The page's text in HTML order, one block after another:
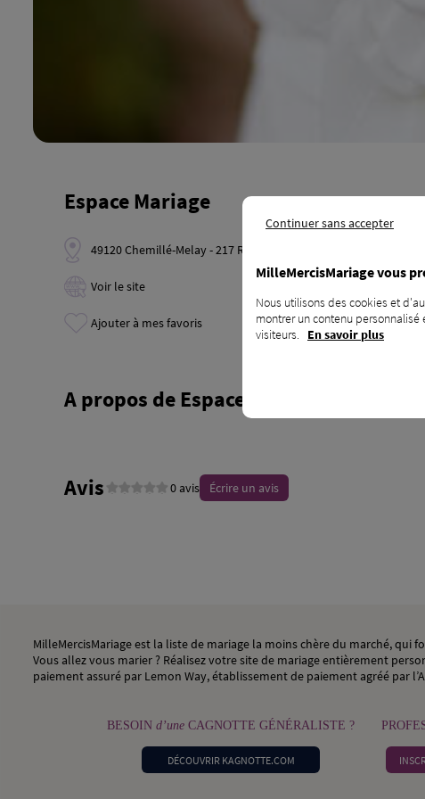
Espace Mariage
49120 Chemillé-Melay‎ - 217 Rue Nationale
Voir le site
Ajouter à mes favoris
A propos de Espace Mariage
Avis 0 avis Écrire un avis
MilleMercisMariage est la liste de mariage la moins chère du marché, qui
Vous allez vous marier ? Réalisez votre site de mariage entièrement
paiement assuré par Lemon Way, établissement de paiement agréé par
BESOIN d’une CAGNOTTE GÉNÉRALISTE ?
DÉCOUVRIR KAGNOTTE.COM
Continuer sans accepter
MilleMercisMariage vous
Nous utilisons des cookies et
montrer un contenu
visiteurs. En savoir plus